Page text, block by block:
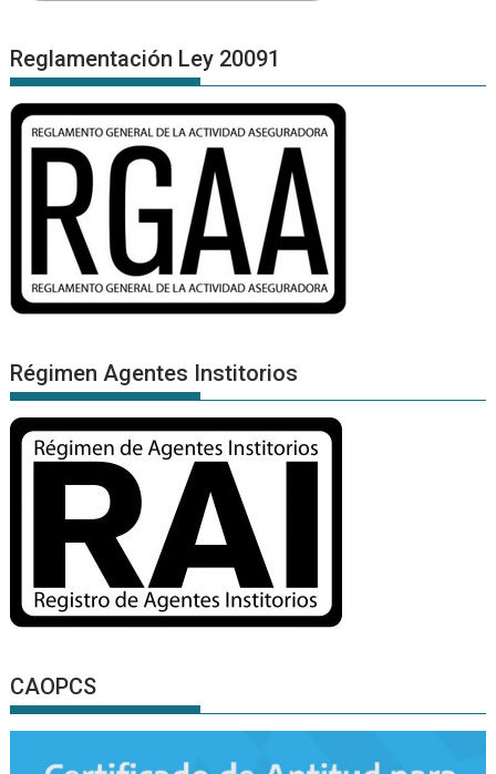
Reglamentación Ley 20091
Régimen Agentes Institorios
CAOPCS